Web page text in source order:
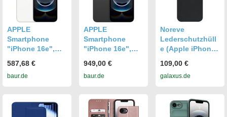
APPLE
Smartphone
"iPhone 16e",
B (A-G), weiß,
128 GB,
587,68 €
baur.de
APPLE
Smartphone
"iPhone 16e",
B (A-G), schwarz,
512 GB,
949,00 €
baur.de
Noreve
Lederschutzhüll
e (Apple iPhone
Smartphone
Hülle, Rosa
109,00 €
galaxus.de